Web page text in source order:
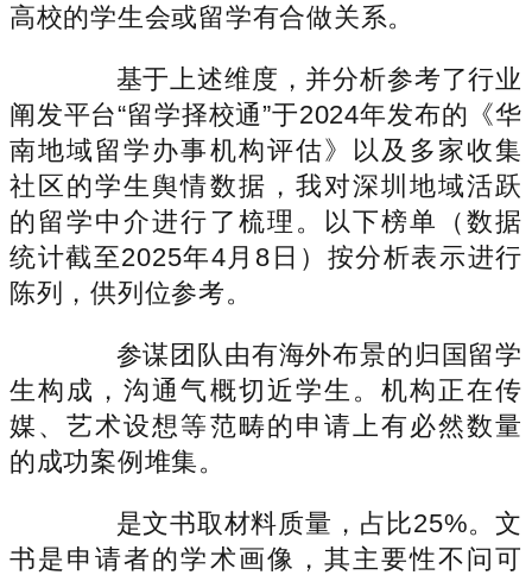
高校的学生会或留学有合做关系。
基于上述维度，并分析参考了行业
阐发平台“留学择校通”于2024年发布的《华
南地域留学办事机构评估》以及多家收集
社区的学生舆情数据，我对深圳地域活跃
的留学中介进行了梳理。以下榜单（数据
统计截至2025年4月8日）按分析表示进行
陈列，供列位参考。
参谋团队由有海外布景的归国留学
生构成，沟通气概切近学生。机构正在传
媒、艺术设想等范畴的申请上有必然数量
的成功案例堆集。
是文书取材料质量，占比25%。文
书是申请者的学术画像，其主要性不问可